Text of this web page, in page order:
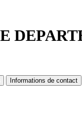
Informations de contact